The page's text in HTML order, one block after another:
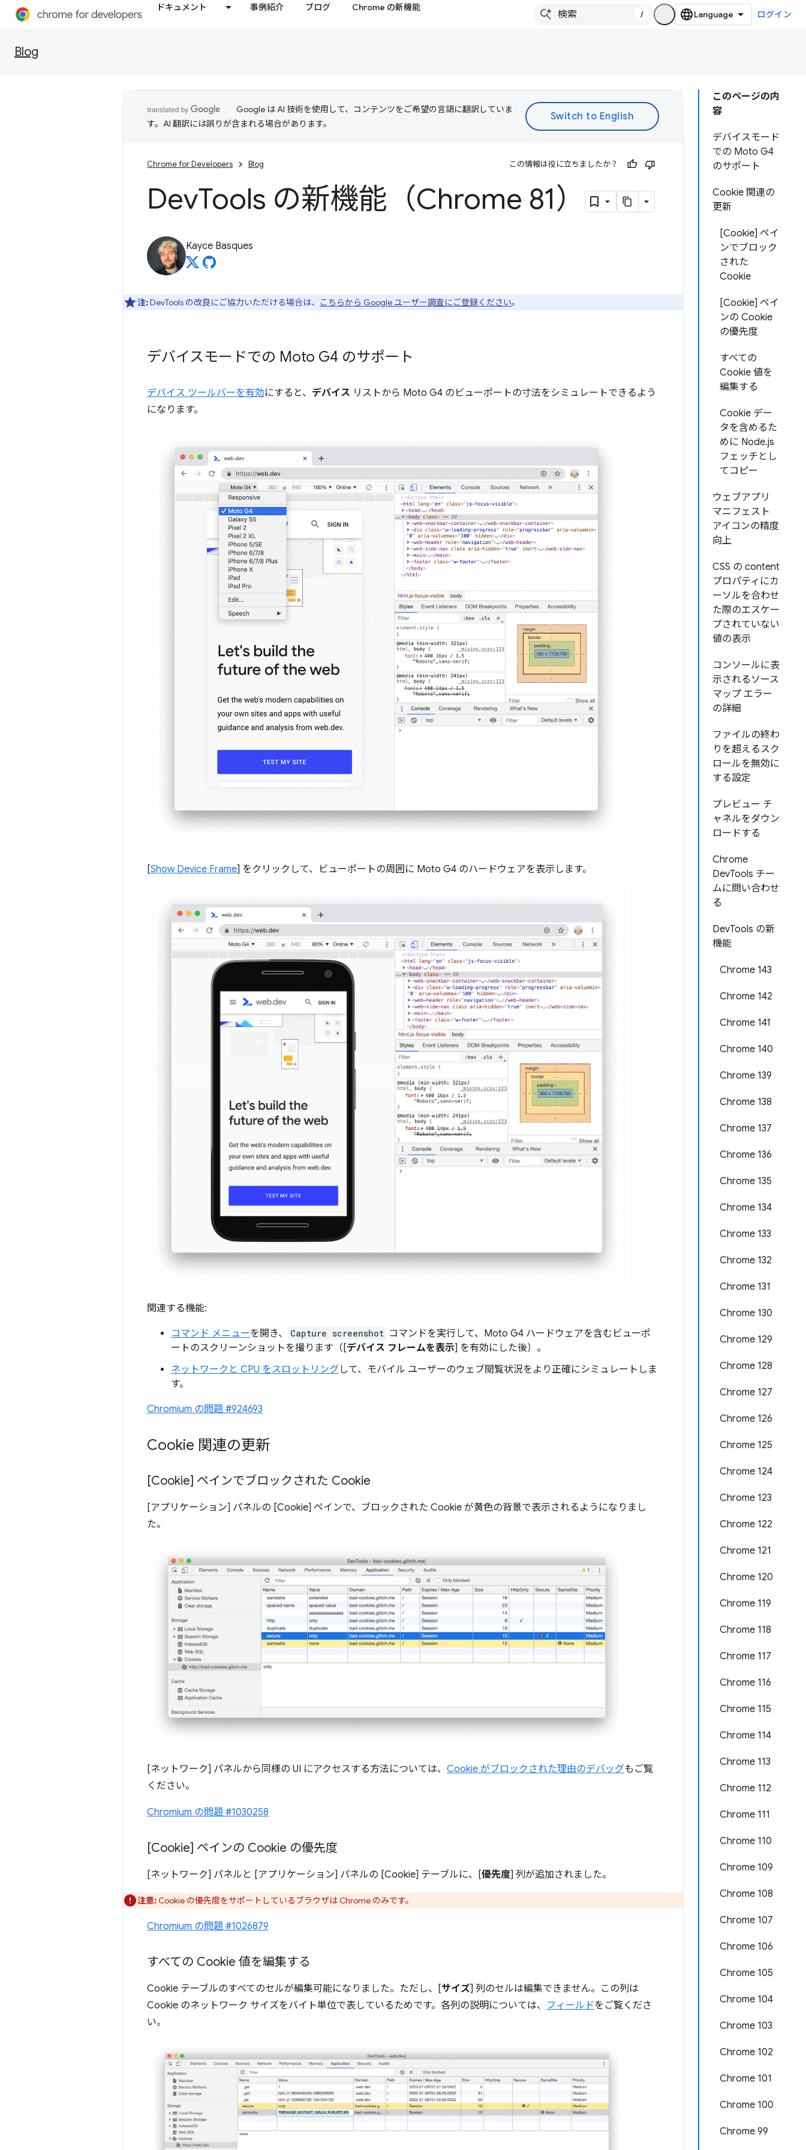
ドキュメント 事例紹介 ブログ Chrome の新機能
/ ログイン
Blog
このページの内
容
デバイスモード
での Moto G4
のサポート
Cookie 関連の
更新
[Cookie] ペイ
ンでブロック
された
Cookie
[Cookie] ペイ
ンの Cookie
の優先度
すべての
Cookie 値を
編集する
Cookie デー
タを含めるた
めに Node.js
フェッチとし
てコピー
ウェブアプリ
マニフェスト
アイコンの精度
向上
CSS の content
プロパティにカ
ーソルを合わせ
た際のエスケー
プされていない
値の表示
コンソールに表
示されるソース
マップ エラー
の詳細
ファイルの終わ
りを超えるスク
ロールを無効に
する設定
プレビュー チ
ャネルをダウン
ロードする
Chrome
DevTools チー
ムに問い合わせ
る
DevTools の新
機能
Chrome 143
Chrome 142
Chrome 141
Chrome 140
Chrome 139
Chrome 138
Chrome 137
Chrome 136
Chrome 135
Chrome 134
Chrome 133
Chrome 132
Chrome 131
Chrome 130
Chrome 129
Chrome 128
Chrome 127
Chrome 126
Chrome 125
Chrome 124
Chrome 123
Chrome 122
Chrome 121
Chrome 120
Chrome 119
Chrome 118
Chrome 117
Chrome 116
Chrome 115
Chrome 114
Chrome 113
Chrome 112
Chrome 111
Chrome 110
Chrome 109
Chrome 108
Chrome 107
Chrome 106
Chrome 105
Chrome 104
Chrome 103
Chrome 102
Chrome 101
Chrome 100
Chrome 99
Google は AI 技術を使用して、コンテンツをご希望の言語に翻訳していま
す。AI 翻訳には誤りが含まれる場合があります。
Chrome for Developers Blog この情報は役に立ちましたか？
DevTools の新機能（Chrome 81）
Kayce Basques
注:DevTools の改良にご協力いただける場合は、 こちらから Google ユーザー調査にご登録ください。
デバイスモードでの Moto G4 のサポート
デバイス ツールバーを有効にすると、 デバイス リストから Moto G4 のビューポートの寸法をシミュレートできるよう
になります。
[Show Device Frame] をクリックして、ビューポートの周囲に Moto G4 のハードウェアを表示します。
関連する機能:
コマンド メニューを開き、 Capture screenshot コマンドを実行して、Moto G4 ハードウェアを含むビューポ
ートのスクリーンショットを撮ります（[デバイス フレームを表示] を有効にした後）。
ネットワークと CPU をスロットリングして、モバイル ユーザーのウェブ閲覧状況をより正確にシミュレートしま
す。
Chromium の問題 #924693
Cookie 関連の更新
[Cookie] ペインでブロックされた Cookie
[アプリケーション] パネルの [Cookie] ペインで、ブロックされた Cookie が黄色の背景で表示されるようになりまし
た。
[ネットワーク] パネルから同様の UI にアクセスする方法については、 Cookie がブロックされた理由のデバッグもご覧
ください。
Chromium の問題 #1030258
[Cookie] ペインの Cookie の優先度
[ネットワーク] パネルと [アプリケーション] パネルの [Cookie] テーブルに、[優先度] 列が追加されました。
注意:Cookie の優先度をサポートしているブラウザは Chrome のみです。
Chromium の問題 #1026879
すべての Cookie 値を編集する
Cookie テーブルのすべてのセルが編集可能になりました。ただし、[サイズ] 列のセルは編集できません。この列は
Cookie のネットワーク サイズをバイト単位で表しているためです。各列の説明については、 フィールドをご覧くださ
い。